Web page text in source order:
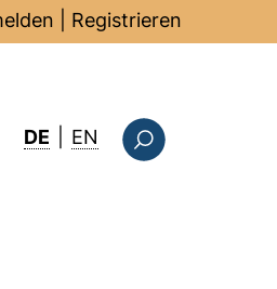
Registrieren
DE EN : this page in